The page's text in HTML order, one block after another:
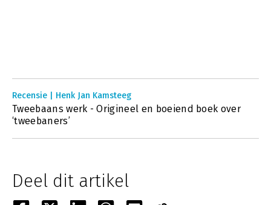
Recensie | Henk Jan Kamsteeg
Tweebaans werk - Origineel en boeiend boek over
‘tweebaners’
Deel dit artikel